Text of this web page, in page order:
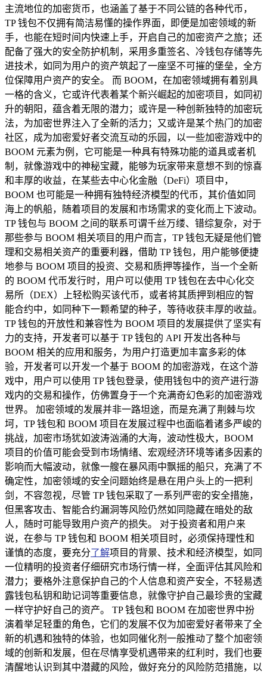
主流地位的加密货币，也涵盖了基于不同公链的各种代币，
TP 钱包不仅拥有简洁易懂的操作界面，即便是加密领域的新
手，也能在短时间内快速上手，开启自己的加密资产之旅；还
配备了强大的安全防护机制，采用多重签名、冷钱包存储等先
进技术，如同为用户的资产筑起了一座坚不可摧的堡垒，全方
位保障用户资产的安全。 而 BOOM，在加密领域拥有着别具
一格的含义，它或许代表着某个新兴崛起的加密项目，如同初
升的朝阳，蕴含着无限的潜力；或许是一种创新独特的加密玩
法，为加密世界注入了全新的活力；又或许是某个热门的加密
社区，成为加密爱好者交流互动的乐园，以一些加密游戏中的
BOOM 元素为例，它可能是一种具有特殊功能的道具或者机
制，就像游戏中的神秘宝藏，能够为玩家带来意想不到的惊喜
和丰厚的收益，在某些去中心化金融（DeFi）项目中，
BOOM 也可能是一种拥有独特经济模型的代币，其价值如同
海上的帆船，随着项目的发展和市场需求的变化而上下波动。
TP 钱包与 BOOM 之间的联系可谓千丝万缕、错综复杂，对于
那些参与 BOOM 相关项目的用户而言，TP 钱包无疑是他们管
理和交易相关资产的重要利器，借助 TP 钱包，用户能够便捷
地参与 BOOM 项目的投资、交易和质押等操作，当一个全新
的 BOOM 代币发行时，用户可以使用 TP 钱包在去中心化交
易所（DEX）上轻松购买该代币，或者将其质押到相应的智
能合约中，如同种下一颗希望的种子，等待收获丰厚的收益。
TP 钱包的开放性和兼容性为 BOOM 项目的发展提供了坚实有
力的支持，开发者可以基于 TP 钱包的 API 开发出各种与
BOOM 相关的应用和服务，为用户打造更加丰富多彩的体
验，开发者可以开发一个基于 BOOM 的加密游戏，在这个游
戏中，用户可以使用 TP 钱包登录，使用钱包中的资产进行游
戏内的交易和操作，仿佛置身于一个充满奇幻色彩的加密游戏
世界。 加密领域的发展并非一路坦途，而是充满了荆棘与坎
坷，TP 钱包和 BOOM 项目在发展过程中也面临着诸多严峻的
挑战，加密市场犹如波涛汹涌的大海，波动性极大，BOOM
项目的价值可能会受到市场情绪、宏观经济环境等诸多因素的
影响而大幅波动，就像一艘在暴风雨中飘摇的船只，充满了不
确定性，加密领域的安全问题始终是悬在用户头上的一把利
剑，不容忽视，尽管 TP 钱包采取了一系列严密的安全措施，
但黑客攻击、智能合约漏洞等风险仍然如同隐藏在暗处的敌
人，随时可能导致用户资产的损失。 对于投资者和用户来
说，在参与 TP 钱包和 BOOM 相关项目时，必须保持理性和
谨慎的态度，要充分了解项目的背景、技术和经济模型，如同
一位精明的投资者仔细研究市场行情一样，全面评估其风险和
潜力；要格外注意保护自己的个人信息和资产安全，不轻易透
露钱包私钥和助记词等重要信息，就像守护自己最珍贵的宝藏
一样守护好自己的资产。 TP 钱包和 BOOM 在加密世界中扮
演着举足轻重的角色，它们的发展不仅为加密爱好者带来了全
新的机遇和独特的体验，也如同催化剂一般推动了整个加密领
域的创新和发展，但在尽情享受机遇带来的红利时，我们也要
清醒地认识到其中潜藏的风险，做好充分的风险防范措施，以